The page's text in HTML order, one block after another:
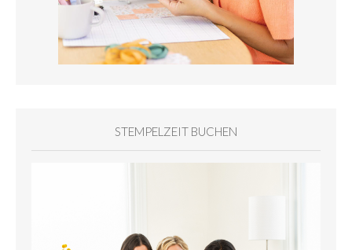
STEMPELZEIT BUCHEN